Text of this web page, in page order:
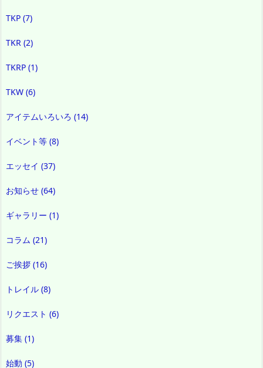
TKP (7)
TKR (2)
TKRP (1)
TKW (6)
アイテムいろいろ (14)
イベント等 (8)
エッセイ (37)
お知らせ (64)
ギャラリー (1)
コラム (21)
ご挨拶 (16)
トレイル (8)
リクエスト (6)
募集 (1)
始動 (5)